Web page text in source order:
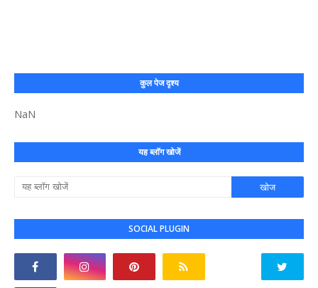
कुल पेज दृश्य
NaN
यह ब्लॉग खोजें
SOCIAL PLUGIN